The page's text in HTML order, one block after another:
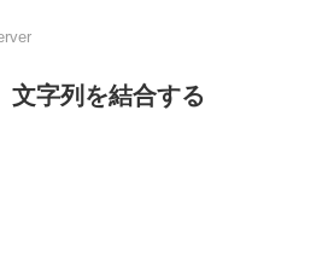
文字列を結合する